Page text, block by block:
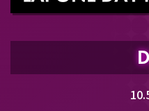
2025.8.22
Leminoプレミアム会員
2025.8.11
dカード会員限定先行 開